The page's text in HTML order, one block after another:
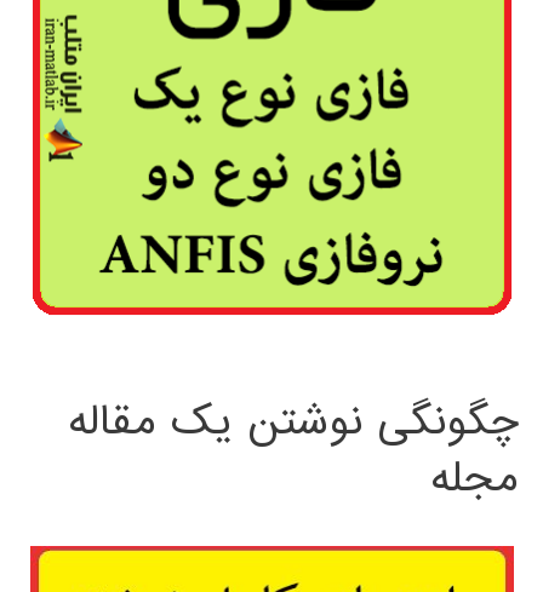
چگونگی نوشتن یک مقاله
مجله